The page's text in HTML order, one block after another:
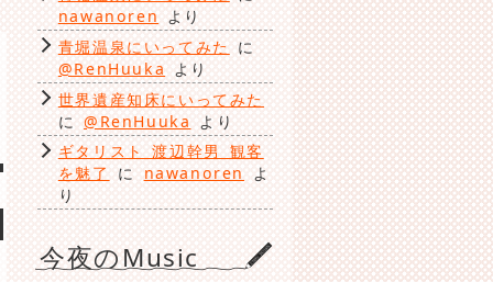
nawanoren より
青堀温泉にいってみた に
@RenHuuka
より
世界遺産知床にいってみた
に@RenHuuka
より
ギタリスト 渡辺幹男 観客
を魅了
に nawanoren
よ
り
今夜のMusic